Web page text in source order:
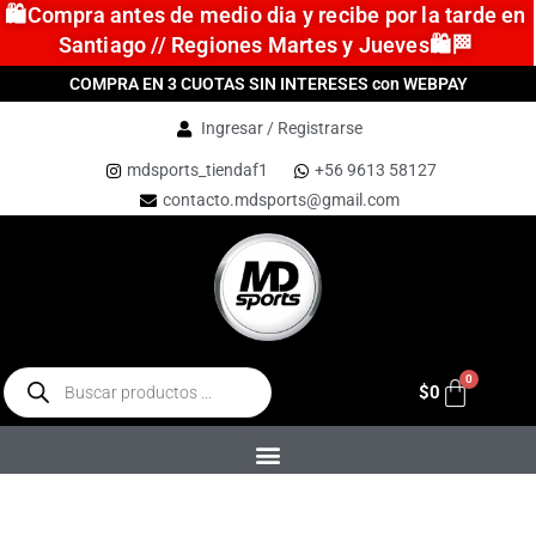
🛍️Compra antes de medio dia y recibe por la tarde en
Santiago // Regiones Martes y Jueves🛍️🏁
COMPRA EN 3 CUOTAS SIN INTERESES con WEBPAY
Ingresar / Registrarse
mdsports_tiendaf1
+56 9613 58127
contacto.mdsports@gmail.com
$0